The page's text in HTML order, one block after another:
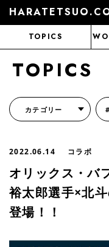
TOPICS
TOPICS
カテゴリー
2022.06.14 コラボ
オリックス・バ
裕太郎選手×北
登場！！